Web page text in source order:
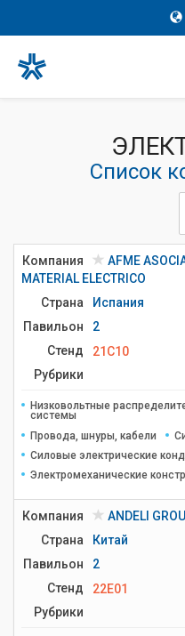
Список
Компания
AFME
MATERIAL ELECTRICO
Страна
Испания
Павильон
2
Стенд
21C10
Рубрики
Низковольтные
системы
Провода, шнуры, кабели
Силовые электрические
Электромеханические
Компания
ANDELI
Страна
Китай
Павильон
2
Стенд
22E01
Рубрики